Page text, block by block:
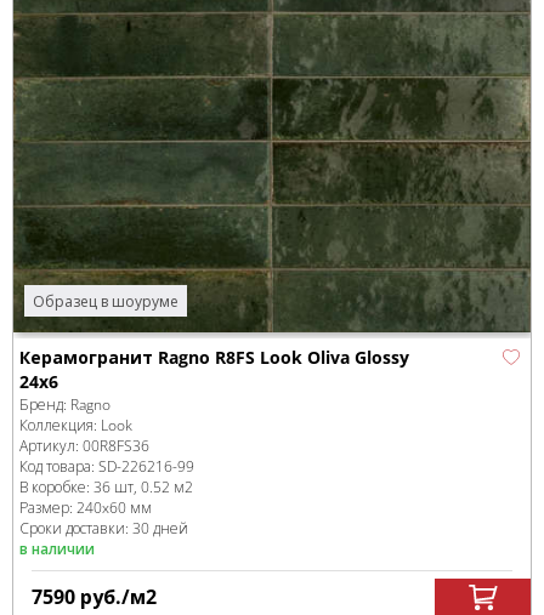
Образец в шоуруме
Керамогранит Ragno R8FS Look Oliva Glossy
24x6
Бренд: Ragno
Коллекция: Look
Артикул: 00R8FS36
Код товара: SD-226216-99
В коробке: 36 шт, 0.52 м2
Размер: 240x60 мм
Сроки доставки: 30 дней
в наличии
7590 руб./м2